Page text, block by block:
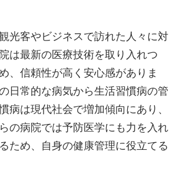
光客やビジネスで訪れた人々に対
は最新の医療技術を取り入れつ
、信頼性が高く安心感がありま
日常的な病気から生活習慣病の管
は現代社会で増加傾向にあり、
の病院では予防医学にも力を入れ
ため、自身の健康管理に役立てる